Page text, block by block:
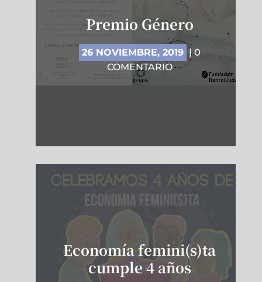
Premio Género
26 NOVIEMBRE, 2019 | 0
COMENTARIO
Economía femini(s)ta
cumple 4 años